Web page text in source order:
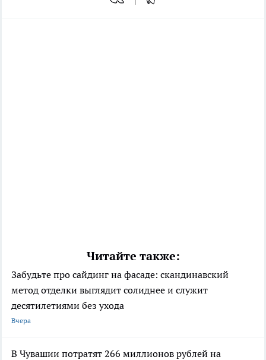
Читайте также:
Забудьте про сайдинг на фасаде: скандинавский
метод отделки выглядит солиднее и служит
десятилетиями без ухода
Вчера
В Чувашии потратят 266 миллионов рублей на